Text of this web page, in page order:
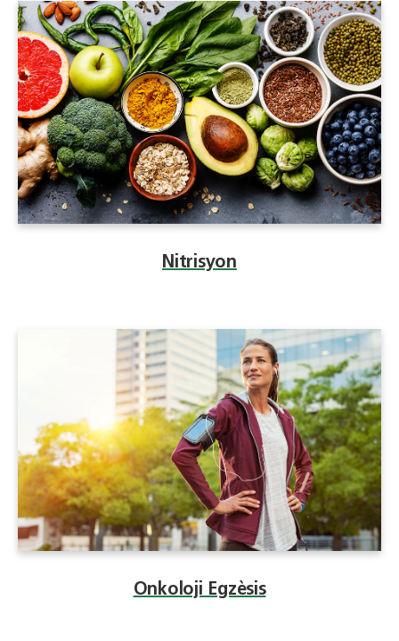
Nitrisyon
Onkoloji Egzèsis